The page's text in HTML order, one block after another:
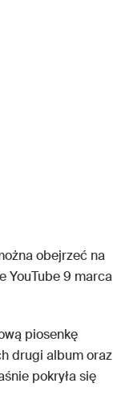
obejrzeć na
YouTube 9 marca
piosenkę
drugi album oraz
pokryła się